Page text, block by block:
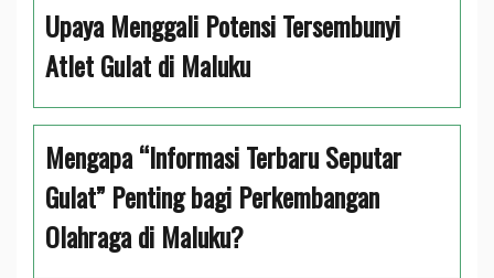
Upaya Menggali Potensi Tersembunyi
Atlet Gulat di Maluku
Mengapa “Informasi Terbaru Seputar
Gulat” Penting bagi Perkembangan
Olahraga di Maluku?